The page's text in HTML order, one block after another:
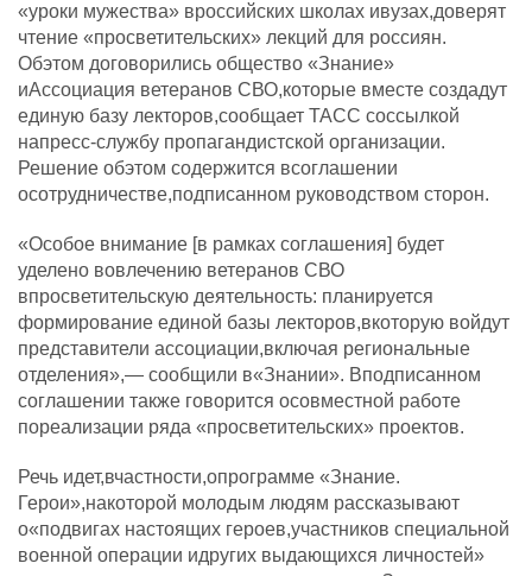
«уроки мужества» вроссийских школах ивузах,доверят
чтение «просветительских» лекций для россиян.
Обэтом договорились общество «Знание»
иАссоциация ветеранов СВО,которые вместе создадут
единую базу лекторов,сообщает ТАСС соссылкой
напресс-службу пропагандистской организации.
Решение обэтом содержится всоглашении
осотрудничестве,подписанном руководством сторон.
«Особое внимание [в рамках соглашения] будет
уделено вовлечению ветеранов СВО
впросветительскую деятельность: планируется
формирование единой базы лекторов,вкоторую войдут
представители ассоциации,включая региональные
отделения»,— сообщили в«Знании». Вподписанном
соглашении также говорится осовместной работе
пореализации ряда «просветительских» проектов.
Речь идет,вчастности,опрограмме «Знание.
Герои»,накоторой молодым людям рассказывают
о«подвигах настоящих героев,участников специальной
военной операции идругих выдающихся личностей»